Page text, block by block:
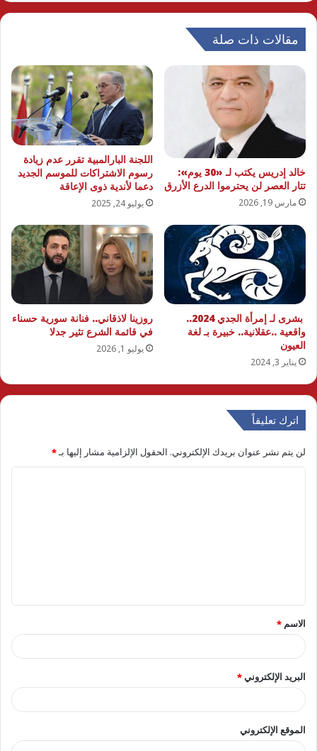
مقالات ذات صلة
خالد إدريس يكتب لـ «30 يوم»:
تتار العصر لن يحترموا الدرع الأزرق
مارس 19, 2026
اللجنة البارالمبية تقرر عدم زيادة
رسوم الاشتراكات للموسم الجديد
دعما لأندية ذوى الإعاقة
يوليو 24, 2025
بشرى لـ إمرأة الجدي 2024..
واقعية ..عقلانية.. خبيرة بـ لغة
العيون
يناير 3, 2024
روزينا لاذقاني.. فنانة سورية حسناء
في قائمة الشرع تثير جدلا
يوليو 1, 2026
اترك تعليقاً
لن يتم نشر عنوان بريدك الإلكتروني. الحقول الإلزامية مشار إليها بـ*
ق
*
الاسم *
البريد الإلكتروني*
الموقع الإلكتروني